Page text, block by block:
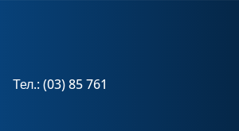
Тел.: (03) 85 761